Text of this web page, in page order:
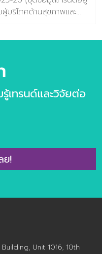
บริโภคด้านสุขภาพและ
มกับเทรนดนี้ ประตูสู่
าน Content ภาพรวม
26 Mega Trends เมกะ
ขภาพและความงาม
รรมผู้บริโภคที่ธุรกิจต้อง
and Live Long” – ที่
โยชน์ (Functional
งลึกถึงคุณเชิงจิต
มภาคภูมิในตนเองและ
2026 หากท่านมีข้อสงสัย
เทรนด์และวิจัยต่อ
ย!
Unit 1016, 10th